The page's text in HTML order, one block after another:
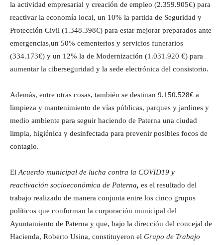
la actividad empresarial y creación de empleo (2.359.905€) para
reactivar la economía local, un 10% la partida de Seguridad y
Protección Civil (1.348.398€) para estar mejorar preparados ante
emergencias,un 50% cementerios y servicios funerarios
(334.173€) y un 12% la de Modernización (1.031.920 €) para
aumentar la ciberseguridad y la sede electrónica del consistorio.
Además, entre otras cosas, también se destinan 9.150.528€ a
limpieza y mantenimiento de vías públicas, parques y jardines y
medio ambiente para seguir haciendo de Paterna una ciudad
limpia, higiénica y desinfectada para prevenir posibles focos de
contagio.
El Acuerdo municipal de lucha contra la COVID19 y
reactivación socioeconómica de Paterna, es el resultado del
trabajo realizado de manera conjunta entre los cinco grupos
políticos que conforman la corporación municipal del
Ayuntamiento de Paterna y que, bajo la dirección del concejal de
Hacienda, Roberto Usina, constituyeron el Grupo de Trabajo